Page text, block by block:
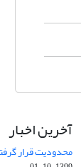
آخرین اخبار
محدودیت قرار